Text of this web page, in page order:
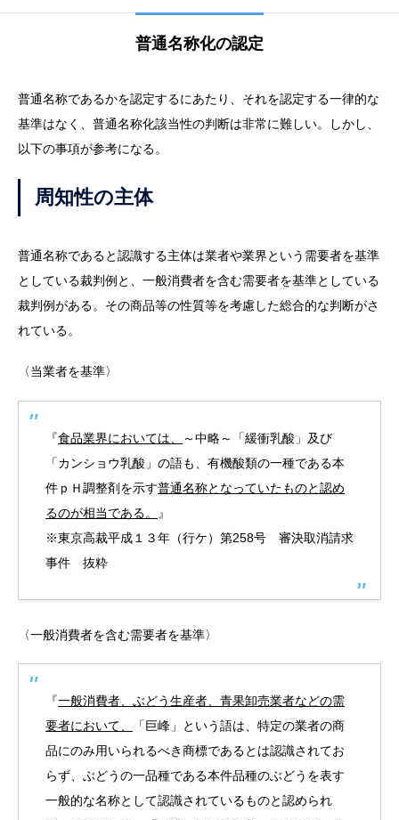
普通名称化の認定
普通名称であるかを認定するにあたり、それを認定する一律的な
基準はなく、普通名称化該当性の判断は非常に難しい。しかし、
以下の事項が参考になる。
周知性の主体
普通名称であると認識する主体は業者や業界という需要者を基準
としている裁判例と、一般消費者を含む需要者を基準としている
裁判例がある。その商品等の性質等を考慮した総合的な判断がさ
れている。
〈当業者を基準〉
『食品業界においては、
～中略～「緩衝乳酸」及び
「カンショウ乳酸」の語も、有機酸類の一種である本
件ｐＨ調整剤を示す普通名称となっていたものと認め
るのが相当である。
』
※東京高裁平成１３年（行ケ）第258号 審決取消請求
事件 抜粋
〈一般消費者を含む需要者を基準〉
『一般消費者、ぶどう生産者、青果卸売業者などの需
要者において、
「巨峰」という語は、特定の業者の商
品にのみ用いられるべき商標であるとは認識されてお
らず、ぶどうの一品種である本件品種のぶどうを表す
一般的な名称として認識されているものと認められ